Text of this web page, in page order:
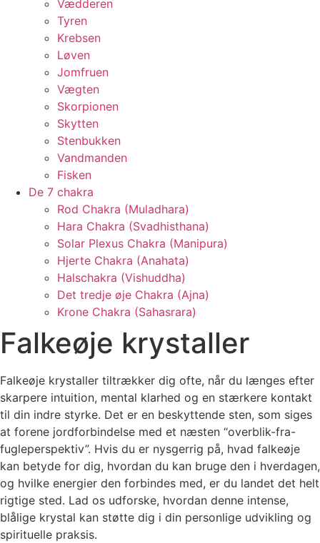
Vædderen
Tyren
Krebsen
Løven
Jomfruen
Vægten
Skorpionen
Skytten
Stenbukken
Vandmanden
Fisken
De 7 chakra
Rod Chakra (Muladhara)
Hara Chakra (Svadhisthana)
Solar Plexus Chakra (Manipura)
Hjerte Chakra (Anahata)
Halschakra (Vishuddha)
Det tredje øje Chakra (Ajna)
Krone Chakra (Sahasrara)
Falkeøje krystaller
Falkeøje krystaller tiltrækker dig ofte, når du længes efter
skarpere intuition, mental klarhed og en stærkere kontakt
til din indre styrke. Det er en beskyttende sten, som siges
at forene jordforbindelse med et næsten “overblik-fra-
fugleperspektiv”. Hvis du er nysgerrig på, hvad falkeøje
kan betyde for dig, hvordan du kan bruge den i hverdagen,
og hvilke energier den forbindes med, er du landet det helt
rigtige sted. Lad os udforske, hvordan denne intense,
blålige krystal kan støtte dig i din personlige udvikling og
spirituelle praksis.